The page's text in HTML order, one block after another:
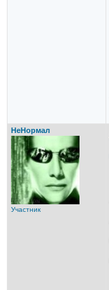
НеНормал
Участник